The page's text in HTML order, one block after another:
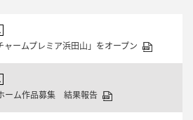
ームプレミア浜田山」をオープン
ーム作品募集 結果報告